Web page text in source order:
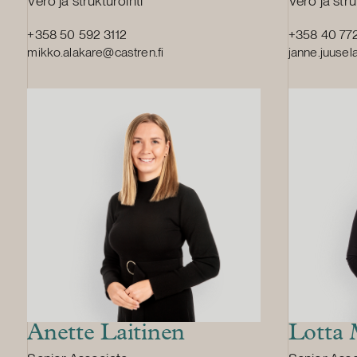
+358 50 592 3112
mikko.alakare@castren.fi
+358 40
Anette Laitinen Lotta